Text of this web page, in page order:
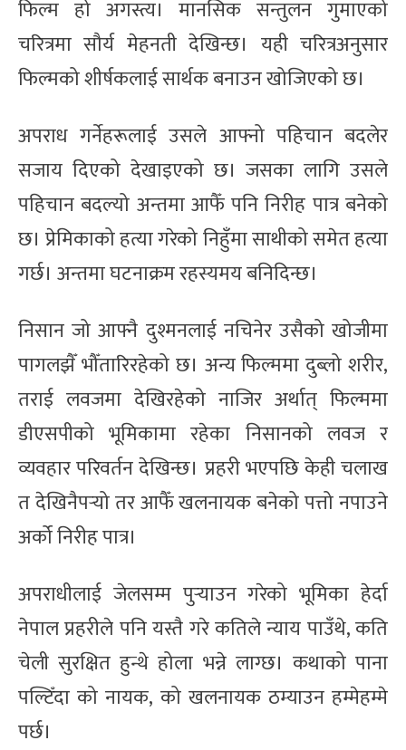
फिल्म हो अगस्त्य। मानसिक सन्तुलन गुमाएको
चरित्रमा सौर्य मेहनती देखिन्छ। यही चरित्रअनुसार
फिल्मको शीर्षकलाई सार्थक बनाउन खोजिएको छ।
अपराध गर्नेहरूलाई उसले आफ्नो पहिचान बदलेर
सजाय दिएको देखाइएको छ। जसका लागि उसले
पहिचान बदल्यो अन्तमा आफैँ पनि निरीह पात्र बनेको
छ। प्रेमिकाको हत्या गरेको निहुँमा साथीको समेत हत्या
गर्छ। अन्तमा घटनाक्रम रहस्यमय बनिदिन्छ।
निसान जो आफ्नै दुश्मनलाई नचिनेर उसैको खोजीमा
पागलझैँ भौँतारिरहेको छ। अन्य फिल्ममा दुब्लो शरीर,
तराई लवजमा देखिरहेको नाजिर अर्थात् फिल्ममा
डीएसपीको भूमिकामा रहेका निसानको लवज र
व्यवहार परिवर्तन देखिन्छ। प्रहरी भएपछि केही चलाख
त देखिनैपर्‍यो तर आफैँ खलनायक बनेको पत्तो नपाउने
अर्को निरीह पात्र।
अपराधीलाई जेलसम्म पुर्‍याउन गरेको भूमिका हेर्दा
नेपाल प्रहरीले पनि यस्तै गरे कतिले न्याय पाउँथे, कति
चेली सुरक्षित हुन्थे होला भन्ने लाग्छ। कथाको पाना
पल्टिँदा को नायक, को खलनायक ठम्याउन हम्मेहम्मे
पर्छ।